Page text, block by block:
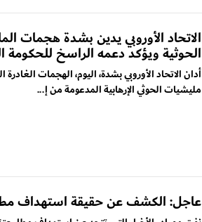
الاتحاد الأوروبي يدين بشدة هجمات
الحوثية ويؤكد دعمه الراسخ للحكومة
أدان الاتحاد الأوروبي بشدة، اليوم، الهجمات الغادرة
مليشيات الحوثي الإرهابية المدعومة من إ...
عاجل: الكشف عن حقيقة استهداف